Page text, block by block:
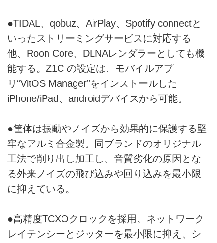
●TIDAL、qobuz、AirPlay、Spotify connectと
いったストリーミングサービスに対応する
他、Roon Core、DLNAレンダラーとしても機
能する。Z1C の設定は、モバイルアプ
リ“VitOS Manager”をインストールした
iPhone/iPad、androidデバイスから可能。
●筐体は振動やノイズから効果的に保護する堅
牢なアルミ合金製。同ブランドのオリジナル
工法で削り出し加工し、音質劣化の原因とな
る外来ノイズの飛び込みや回り込みを最小限
に抑えている。
●高精度TCXOクロックを採用。ネットワーク
レイテンシーとジッターを最小限に抑え、シ